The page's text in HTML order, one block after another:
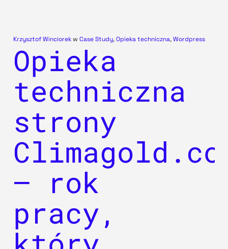
Krzysztof Winciorekw Case Study,Opieka techniczna,Wordpress
Opieka
techniczna
strony
– rok
pracy,